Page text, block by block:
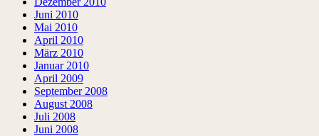
Juni 2010
Mai 2010
April 2010
März 2010
Januar 2010
April 2009
September 2008
August 2008
Juli 2008
Juni 2008